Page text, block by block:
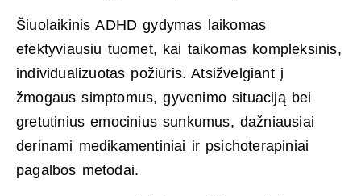
Šiuolaikinis ADHD gydymas laikomas
efektyviausiu tuomet, kai taikomas kompleksinis,
individualizuotas požiūris. Atsižvelgiant į
žmogaus simptomus, gyvenimo situaciją bei
gretutinius emocinius sunkumus, dažniausiai
derinami medikamentiniai ir psichoterapiniai
pagalbos metodai.